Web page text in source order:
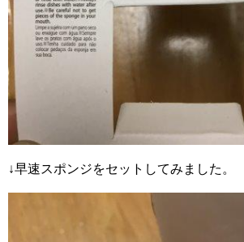
↓早速スポンジをセットしてみました。